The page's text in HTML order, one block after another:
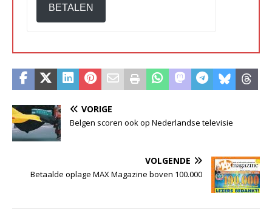
BETALEN
VORIGE
Belgen scoren ook op Nederlandse televisie
VOLGENDE
Betaalde oplage MAX Magazine boven 100.000